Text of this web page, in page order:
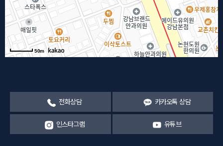
50m
전화상담 카카오톡 상담
인스타그램 유튜브